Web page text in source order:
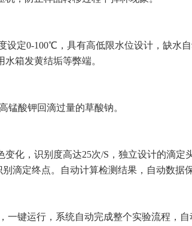
设定0-100℃，具有高低限水位设计，缺水
箱发黄结垢等弊端。
锰酸钾回滴过量的草酸钠。
化，识别度高达25次/S，独立设计的滴定
滴定终点。自动计算检测结果，自动数据
一键运行，系统自动完成整个实验流程，